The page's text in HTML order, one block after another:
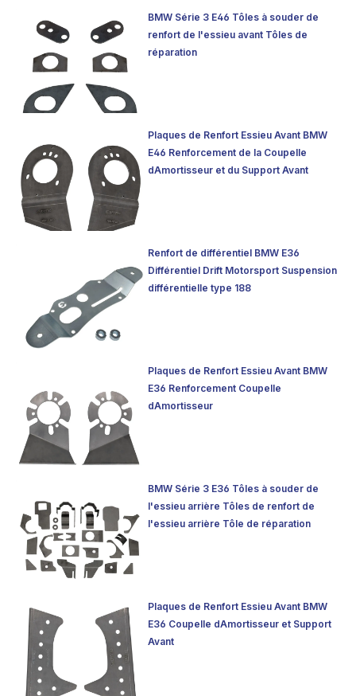
BMW Série 3 E46 Tôles à souder de
renfort de l'essieu avant Tôles de
réparation
Plaques de Renfort Essieu Avant BMW
E46 Renforcement de la Coupelle
dAmortisseur et du Support Avant
Renfort de différentiel BMW E36
Différentiel Drift Motorsport Suspension
différentielle type 188
Plaques de Renfort Essieu Avant BMW
E36 Renforcement Coupelle
dAmortisseur
BMW Série 3 E36 Tôles à souder de
l'essieu arrière Tôles de renfort de
l'essieu arrière Tôle de réparation
Plaques de Renfort Essieu Avant BMW
E36 Coupelle dAmortisseur et Support
Avant